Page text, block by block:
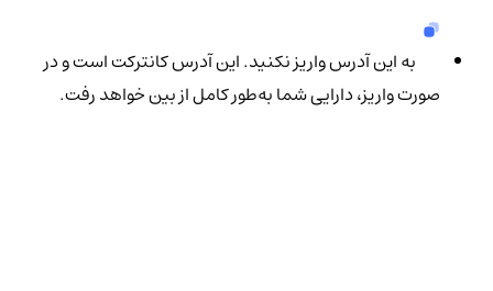
به این آدرس واریز نکنید. این آدرس کانترکت است و در
صورت واریز، دارایی شما به‌طور کامل از بین خواهد رفت.